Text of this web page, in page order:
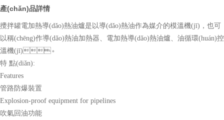
產(chǎn)品詳情
攪拌罐電加熱導(dǎo)熱油爐是以導(dǎo)熱油作為媒介的模溫機(jī)，也可
以稱(chēng)作導(dǎo)熱油加熱器、電加熱導(dǎo)熱油爐、油循環(huán)控
溫機(jī)。
特 點(diǎn):
Features
管路防爆裝置
Explosion-proof equipment for pipelines
吹氣回油功能